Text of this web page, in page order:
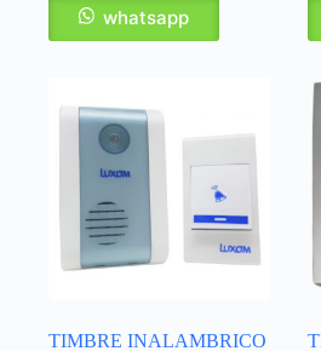
whatsapp
TIMBRE INALAMBRICO